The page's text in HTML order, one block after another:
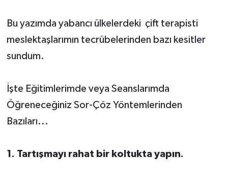
Bu yazımda yabancı ülkelerdeki çift terapisti
meslektaşlarımın tecrübelerinden bazı kesitler
sundum.
İşte Eğitimlerimde veya Seanslarımda
Öğreneceğiniz Sor-Çöz Yöntemlerinden
Bazıları...
1. Tartışmayı rahat bir koltukta yapın.